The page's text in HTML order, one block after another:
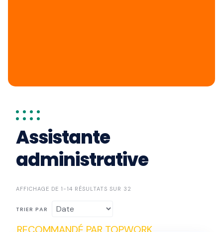
Assistante
administrative
AFFICHAGE DE 1-14 RÉSULTATS SUR 32
TRIER PAR